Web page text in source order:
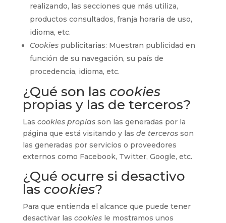
realizando, las secciones que más utiliza,
productos consultados, franja horaria de uso,
idioma, etc.
Cookiespublicitarias: Muestran publicidad en
función de su navegación, su país de
procedencia, idioma, etc.
¿Qué son las cookies
propias y las de terceros?
Las cookies propiasson las generadas por la
página que está visitando y las de tercerosson
las generadas por servicios o proveedores
externos como Facebook, Twitter, Google, etc.
¿Qué ocurre si desactivo
las cookies?
Para que entienda el alcance que puede tener
desactivar las cookiesle mostramos unos